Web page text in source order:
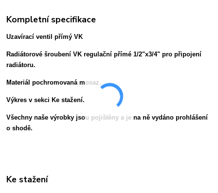
Kompletní specifikace
Uzavírací ventil přímý VK
Radiátorové šroubení VK regulační přímé 1/2"x3/4" pro připojení
radiátoru.
Materiál pochromovaná mosaz.
Výkres v sekci Ke stažení.
Všechny naše výrobky jsou pojištěny a je na ně vydáno prohlášení
o shodě.
Ke stažení